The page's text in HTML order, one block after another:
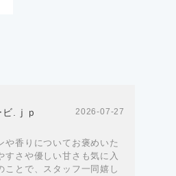
.ｊｐ 2026-07-27
や香りについてお褒めいた
すさや優しい甘さも気に入
ことで、スタッフ一同嬉し